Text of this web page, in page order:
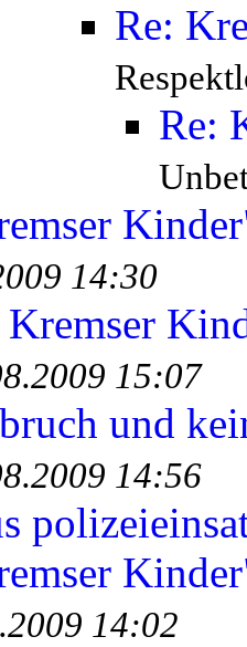
Re:
Re:
14:30
Kremser
15:07
und
14:56
14:02